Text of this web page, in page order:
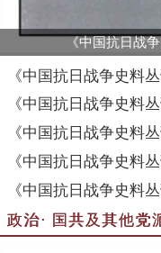
《中国抗日战
《中国抗日战争史料
《中国抗日战争史料
《中国抗日战争史料
《中国抗日战争史料
《中国抗日战争史料
政治· 国共及其他党